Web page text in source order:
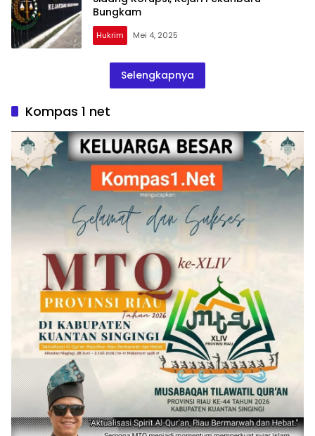
Bungkam
Hukrim Mei 4, 2025
Selengkapnya
Kompas 1 net